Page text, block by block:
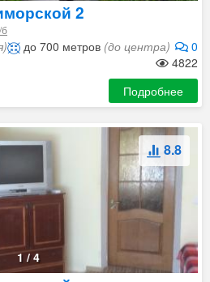
2
0
до 700 метров (до центра)
4822
Подробнее
1/4
8.8